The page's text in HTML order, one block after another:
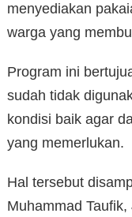
menyediakan
warga yang
Program ini
sudah tidak
kondisi baik agar
yang memerlukan.
Hal tersebut
Muhammad